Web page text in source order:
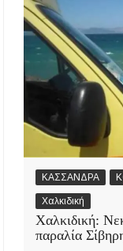
ΚΑΣΣΑΝΔΡΑ
Χαλκιδική
Χαλκιδική:
παραλία